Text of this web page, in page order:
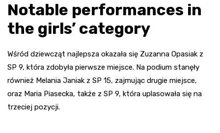
Notable performances in
the girls’ category
Wśród dziewcząt najlepsza okazała się Zuzanna Opasiak z
SP 9, która zdobyła pierwsze miejsce. Na podium stanęły
również Melania Janiak z SP 15, zajmując drugie miejsce,
oraz Maria Piasecka, także z SP 9, która uplasowała się na
trzeciej pozycji.